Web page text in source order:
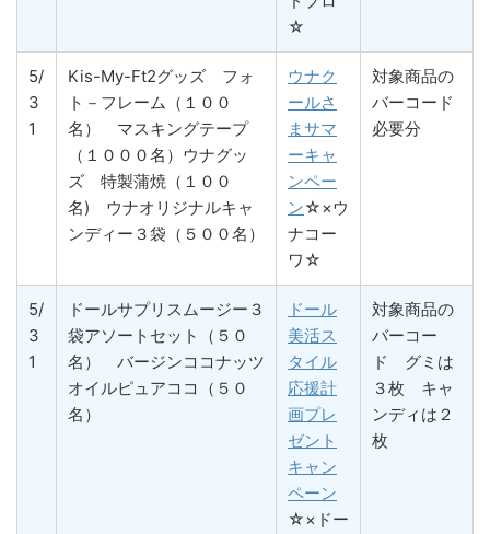
☆
5/
3
1
Kis-My-Ft2グッズ フォ
ト－フレーム（１００
名） マスキングテープ
（１０００名）ウナグッ
ズ 特製蒲焼（１００
名) ウナオリジナルキャ
ンディー３袋（５００名）
ウナク
ールさ
まサマ
ーキャ
ンペー
ン☆×ウ
ナコー
ワ☆
対象商品の
バーコード
必要分
5/
3
1
ドールサプリスムージー３
袋アソートセット（５０
名） バージンココナッツ
オイルピュアココ（５０
名）
ドール
美活ス
タイル
応援計
画プレ
ゼント
キャン
ペーン
☆×ドー
対象商品の
バーコー
ド グミは
３枚 キャ
ンディは２
枚